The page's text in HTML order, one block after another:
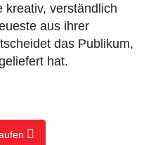
kreativ, verständlich
aus ihrer
das Publikum,
hat.